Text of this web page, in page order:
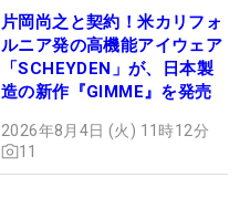
片岡尚之と契約！米カリフォ
ルニア発の高機能アイウェア
「SCHEYDEN」が、日本製
造の新作『GIMME』を発売
2026年8月4日 (火) 11時12分
11